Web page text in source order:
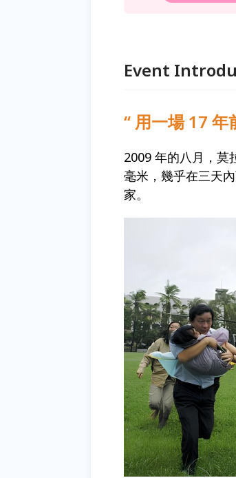
Event
“ 用一場 17
2009 年的八月，莫
毫米，幾乎在三天
家。